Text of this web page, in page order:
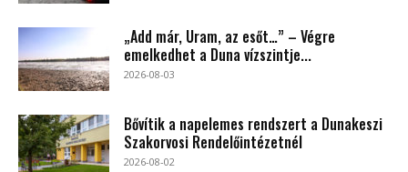
„Add már, Uram, az esőt…” – Végre
emelkedhet a Duna vízszintje...
2026-08-03
Bővítik a napelemes rendszert a Dunakeszi
Szakorvosi Rendelőintézetnél
2026-08-02